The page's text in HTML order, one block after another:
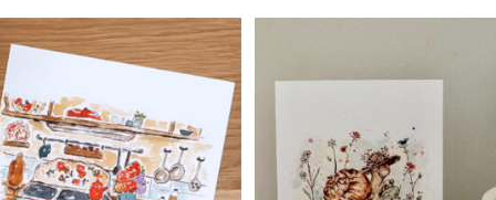
variations.
Les
options
peuvent
la
page
du
produit